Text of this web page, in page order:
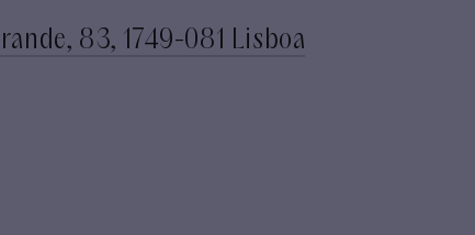
83, 1749-081 Lisboa